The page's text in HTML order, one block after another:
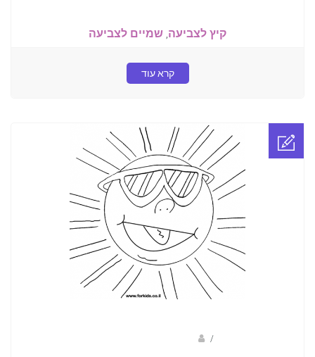
קיץ לצביעה, שמיים לצביעה
קרא עוד
/